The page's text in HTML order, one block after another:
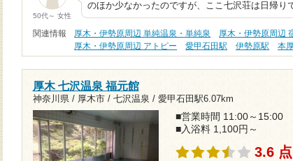
50代～ 女性
のほか少なかったのですが、ここ七沢荘は日帰
関連情報 厚木・伊勢原周辺 単純温泉・単純泉 厚木・伊勢原周辺
厚木・伊勢原周辺 アトピー
愛甲石田駅 伊勢原駅 本
厚木 七沢温泉 福元館
神奈川県 / 厚木市 / 七沢温泉 / 愛甲石田駅6.07km
■営業時間 11:00～15:00
■入浴料 1,100円～
3.6 点